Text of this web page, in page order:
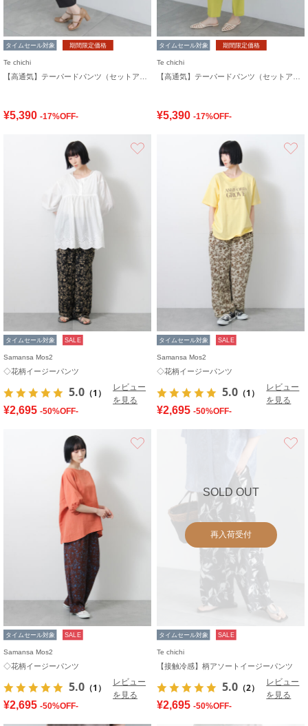
タイムセール対象 期間限定価格
Te chichi
¥5,390 -17%OFF-
タイムセール対象 期間限定価格
Te chichi
¥5,390 -17%OFF-
タイムセール対象 SALE
Samansa Mos2
◇花柄イージーパンツ
5.0 （1）
レビュー
を見る
¥2,695 -50%OFF-
タイムセール対象 SALE
Samansa Mos2
◇花柄イージーパンツ
5.0 （1）
レビュー
を見る
¥2,695 -50%OFF-
タイムセール対象 SALE
Samansa Mos2
◇花柄イージーパンツ
5.0 （1）
レビュー
を見る
¥2,695 -50%OFF-
SOLD OUT
再入荷受付
タイムセール対象 SALE
Te chichi
【接触冷感】柄アソートイージーパンツ
5.0 （2）
レビュー
を見る
¥2,695 -50%OFF-